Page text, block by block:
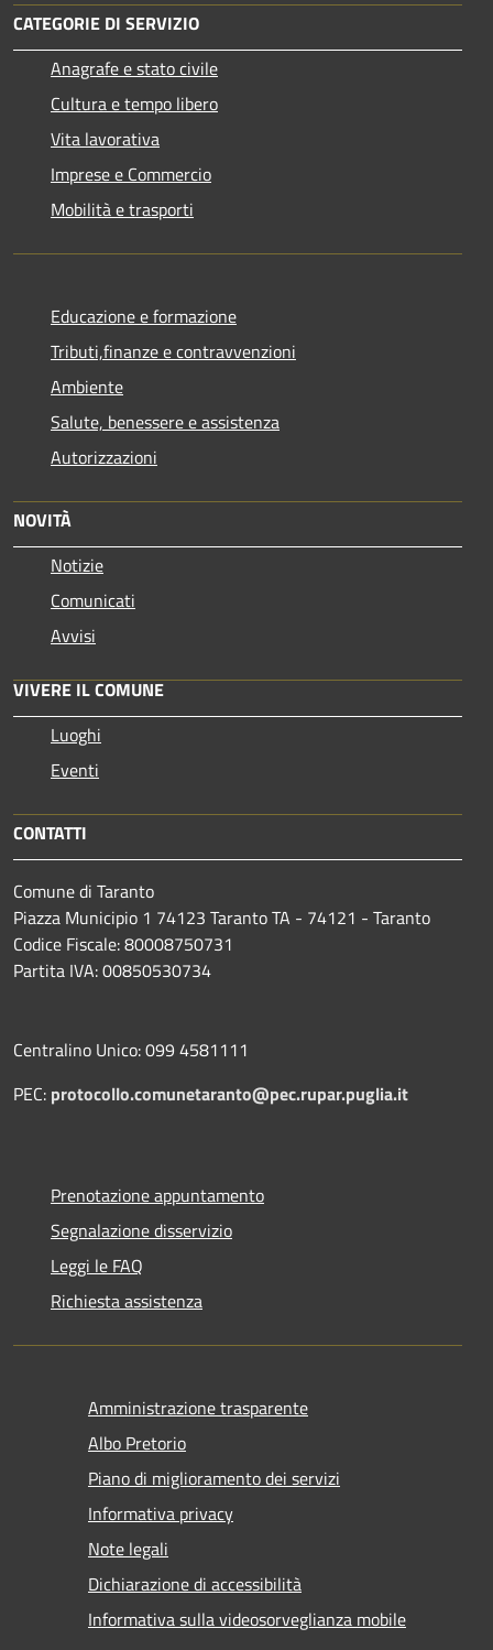
CATEGORIE DI SERVIZIO
Anagrafe e stato civile
Cultura e tempo libero
Vita lavorativa
Imprese e Commercio
Mobilità e trasporti
Educazione e formazione
Tributi,finanze e contravvenzioni
Ambiente
Salute, benessere e assistenza
Autorizzazioni
NOVITÀ
Notizie
Comunicati
Avvisi
VIVERE IL COMUNE
Luoghi
Eventi
CONTATTI
Comune di Taranto
Piazza Municipio 1 74123 Taranto TA - 74121 - Taranto
Codice Fiscale: 80008750731
Partita IVA: 00850530734
Centralino Unico: 099 4581111
PEC: protocollo.comunetaranto@pec.rupar.puglia.it
Prenotazione appuntamento
Segnalazione disservizio
Leggi le FAQ
Richiesta assistenza
Amministrazione trasparente
Albo Pretorio
Piano di miglioramento dei servizi
Informativa privacy
Note legali
Dichiarazione di accessibilità
Informativa sulla videosorveglianza mobile